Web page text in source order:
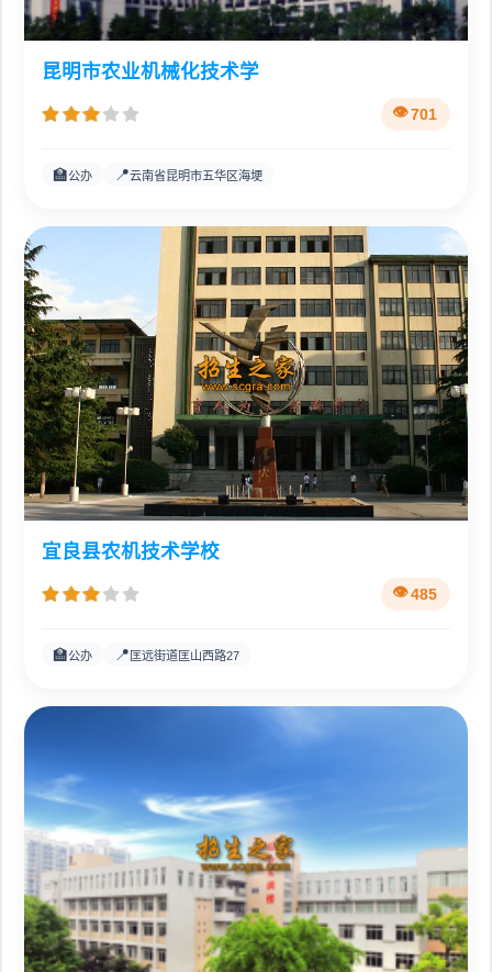
昆明市农业机械化技术学
701
🏫公办 📍云南省昆明市五华区海埂
宜良县农机技术学校
485
🏫公办 📍 匡远街道匡山西路27